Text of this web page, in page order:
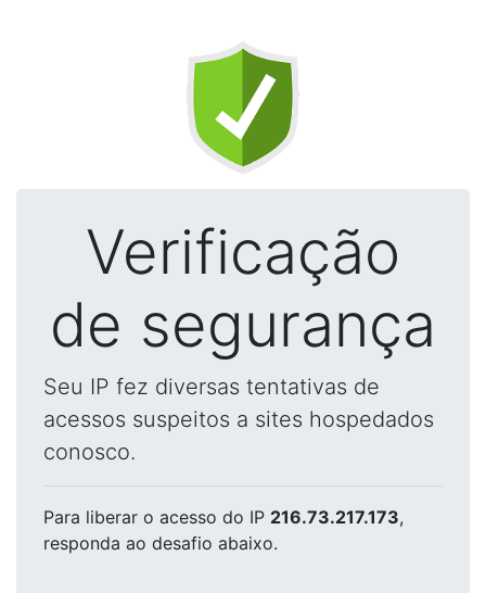
Verificação
de segurança
Seu IP fez diversas tentativas de
acessos suspeitos a sites hospedados
conosco.
Para liberar o acesso do IP 216.73.217.173,
responda ao desafio abaixo.